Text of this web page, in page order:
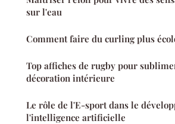
sur l'eau
Comment faire du curling plus
Top affiches de rugby pour
décoration intérieure
Le rôle de l'E-sport dans le
l'intelligence artificielle